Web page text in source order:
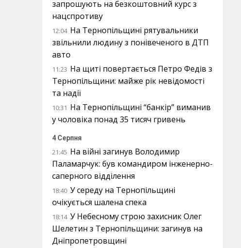
запрошують на безкоштовний курс з
нацспротиву
12:04 На Тернопільщині рятувальники
звільнили людину з понівеченого в ДТП
авто
11:23 На щиті повертається Петро Федів з
Тернопільщини: майже рік невідомості
та надії
10:31 На Тернопільщині “банкір” виманив
у чоловіка понад 35 тисяч гривень
4 Серпня
21:45 На війні загинув Володимир
Паламарчук: був командиром інженерно-
саперного відділення
18:40 У середу на Тернопільщині
очікується шалена спека
18:14 У Небесному строю захисник Олег
Шелетин з Тернопільщини: загинув на
Дніпропетровщині